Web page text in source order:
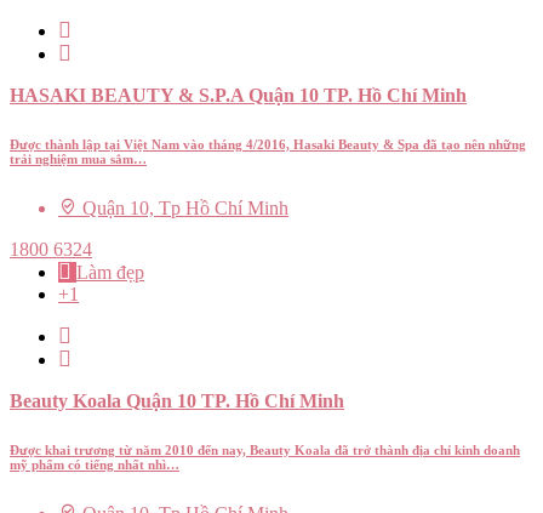
HASAKI BEAUTY & S.P.A Quận 10 TP. Hồ Chí Minh
Được thành lập tại Việt Nam vào tháng 4/2016, Hasaki Beauty & Spa đã tạo nên những
trải nghiệm mua sắm…
Quận 10, Tp Hồ Chí Minh
1800 6324
Làm đẹp
+1
Beauty Koala Quận 10 TP. Hồ Chí Minh
Được khai trương từ năm 2010 đến nay, Beauty Koala đã trở thành địa chỉ kinh doanh
mỹ phẩm có tiếng nhất nhì…